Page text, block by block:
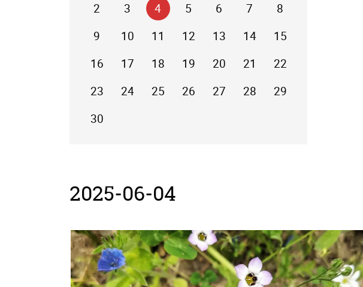
2
3 4 5 6 7
8
9
10 11 12 13 14
15
16
17 18 19 20 21
22
23
24 25 26 27 28
29
30
2025-06-04